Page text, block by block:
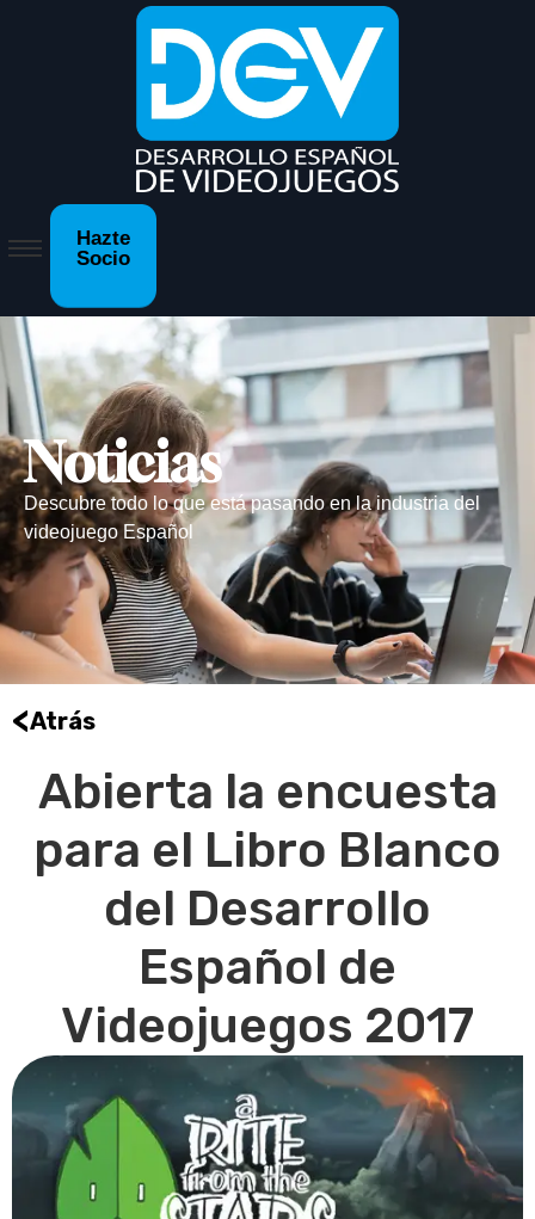
Hazte
Socio
Noticias
Descubre todo lo que está pasando en la industria del
videojuego Español
<Atrás
Abierta la encuesta
para el Libro Blanco
del Desarrollo
Español de
Videojuegos 2017